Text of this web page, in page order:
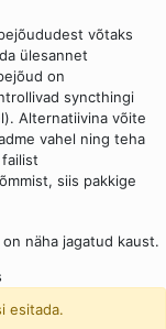
võtaks
ülesannet
on
syncthingi
Alternatiivina võite
vahel ning teha
siis pakkige
näha jagatud kaust.
esitada.